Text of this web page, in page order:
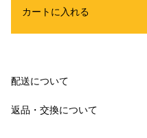
カートに入れる
配送について
返品・交換について